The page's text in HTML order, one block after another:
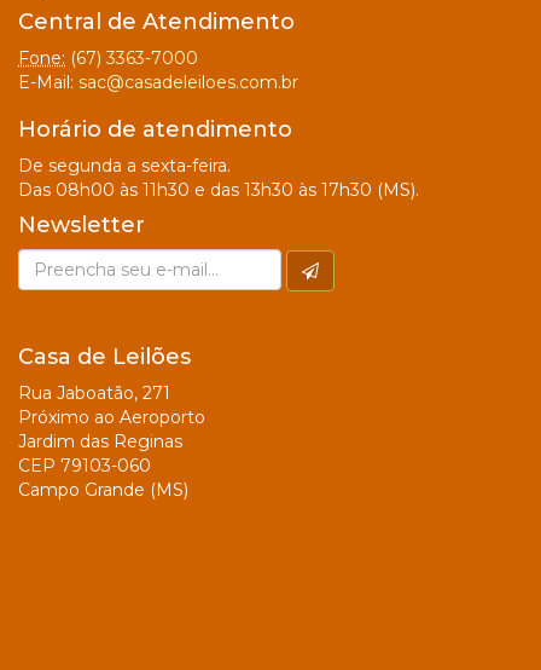
Central de Atendimento
Fone: (67) 3363-7000
E-Mail: sac@casadeleiloes.com.br
Horário de atendimento
De segunda a sexta-feira.
Das 08h00 às 11h30 e das 13h30 às 17h30 (MS).
Newsletter
Casa de Leilões
Rua Jaboatão, 271
Próximo ao Aeroporto
Jardim das Reginas
CEP 79103-060
Campo Grande (MS)